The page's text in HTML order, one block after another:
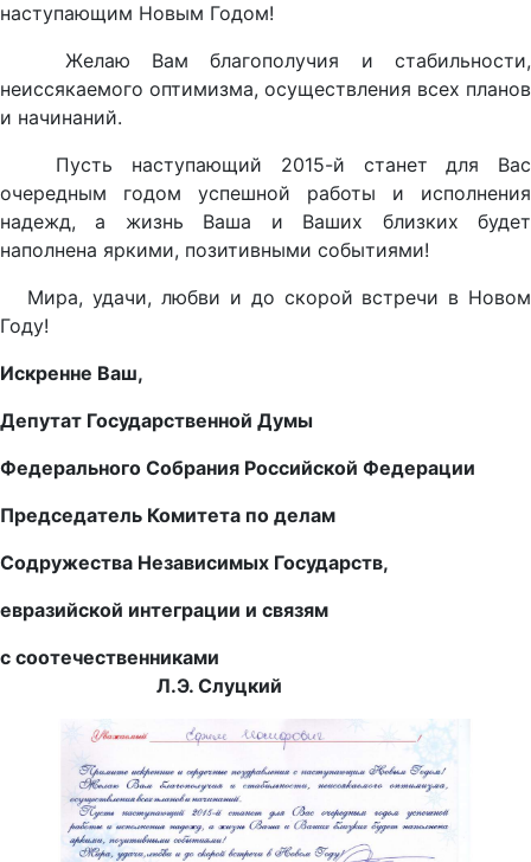
наступающим Новым Годом!
Желаю Вам благополучия и стабильности,
неиссякаемого оптимизма, осуществления всех планов
и начинаний.
Пусть наступающий 2015-й станет для Вас
очередным годом успешной работы и исполнения
надежд, а жизнь Ваша и Ваших близких будет
наполнена яркими, позитивными событиями!
Мира, удачи, любви и до скорой встречи в Новом
Году!
Искренне Ваш,
Депутат Государственной Думы
Федерального Собрания Российской Федерации
Председатель Комитета по делам
Содружества Независимых Государств,
евразийской интеграции и связям
с соотечественниками
Л.Э. Слуцкий